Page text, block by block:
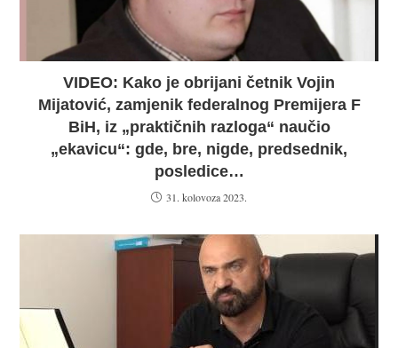
VIDEO: Kako je obrijani četnik Vojin
Mijatović, zamjenik federalnog Premijera F
BiH, iz „praktičnih razloga“ naučio
„ekavicu“: gde, bre, nigde, predsednik,
posledice…
31. kolovoza 2023.